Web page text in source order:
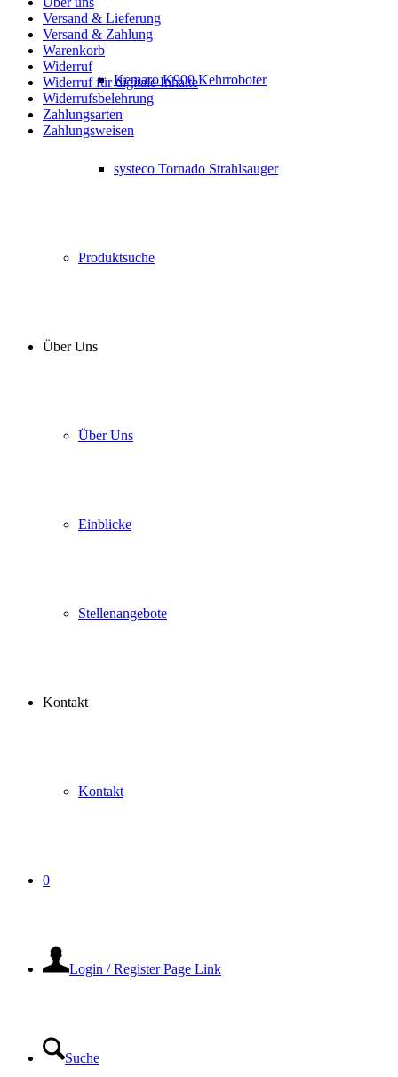
Kemaro K900 Kehrroboter
systeco Tornado Strahlsauger
Produktsuche
Über Uns
Über Uns
Einblicke
Stellenangebote
Kontakt
Kontakt
0
Login / Register Page Link
Suche
Versand & Lieferung
Versand & Zahlung
Warenkorb
Widerruf
Widerruf für digitale Inhalte
Widerrufsbelehrung
Zahlungsarten
Zahlungsweisen